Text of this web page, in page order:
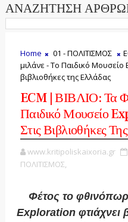
ΑΝΑΖΗΤΗΣΗ
Home 01 - ΠΟΛΙΤΙΣΜΟΣ
μιλάνε - Το Παιδικό Μουσείο
βιβλιοθήκες της Ελλάδας
ECM | ΒΙΒΛΙΟ: Τα
Παιδικό Μουσείο
Στις Βιβλιοθήκες
www.kritipoliskaixoria.gr
ΠΟΛΙΤΙΣΜΟΣ,
Φέτος το
Exploration φτιάχνει